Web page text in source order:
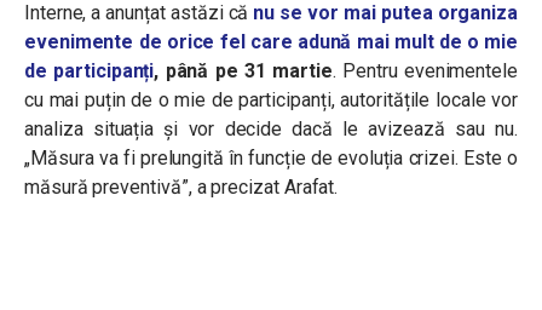
Interne, a anunțat astăzi că nu se vor mai putea organiza
evenimente de orice fel care adună mai mult de o mie
de participanți, până pe 31 martie. Pentru evenimentele
cu mai puțin de o mie de participanți, autoritățile locale vor
analiza situația și vor decide dacă le avizează sau nu.
„Măsura va fi prelungită în funcție de evoluția crizei. Este o
măsură preventivă”, a precizat Arafat.